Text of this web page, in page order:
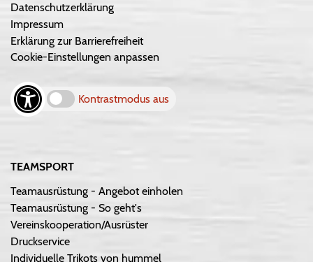
Datenschutzerklärung
Impressum
Erklärung zur Barrierefreiheit
Cookie-Einstellungen anpassen
Kontrastmodus aus
TEAMSPORT
Teamausrüstung - Angebot einholen
Teamausrüstung - So geht's
Vereinskooperation/Ausrüster
Druckservice
Individuelle Trikots von hummel